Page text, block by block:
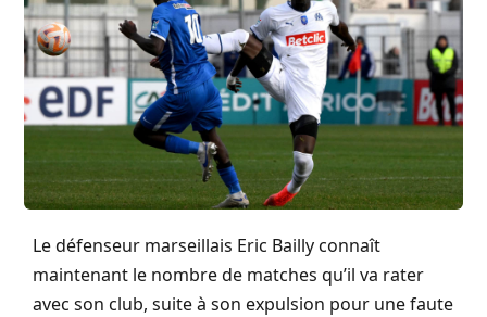
Le défenseur marseillais Eric Bailly connaît
maintenant le nombre de matches qu’il va rater
avec son club, suite à son expulsion pour une faute